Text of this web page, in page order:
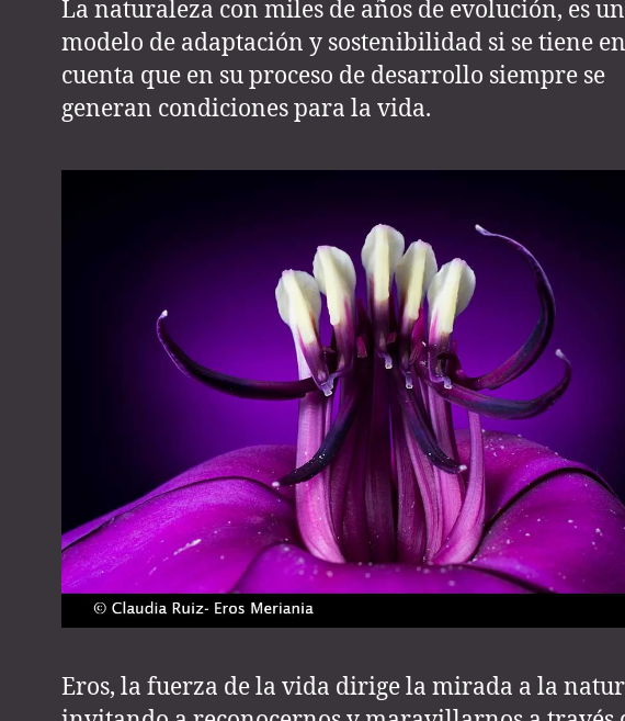
La naturaleza con miles de años de evolución, es un
modelo de adaptación y sostenibilidad si se tiene en
cuenta que en su proceso de desarrollo siempre se
generan condiciones para la vida.
Eros, la fuerza de la vida dirige la mirada a la